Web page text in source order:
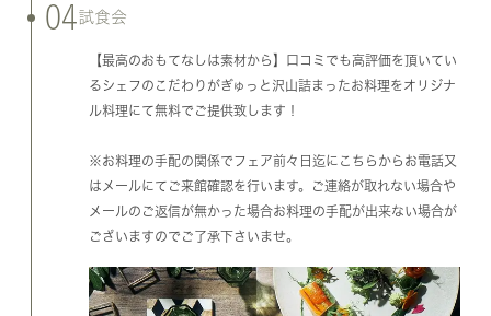
04試食会
【最高のおもてなしは素材から】口コミでも高評価を頂いてい
るシェフのこだわりがぎゅっと沢山詰まったお料理をオリジナ
ル料理にて無料でご提供致します！
※お料理の手配の関係でフェア前々日迄にこちらからお電話又
はメールにてご来館確認を行います。ご連絡が取れない場合や
メールのご返信が無かった場合お料理の手配が出来ない場合が
ございますのでご了承下さいませ。